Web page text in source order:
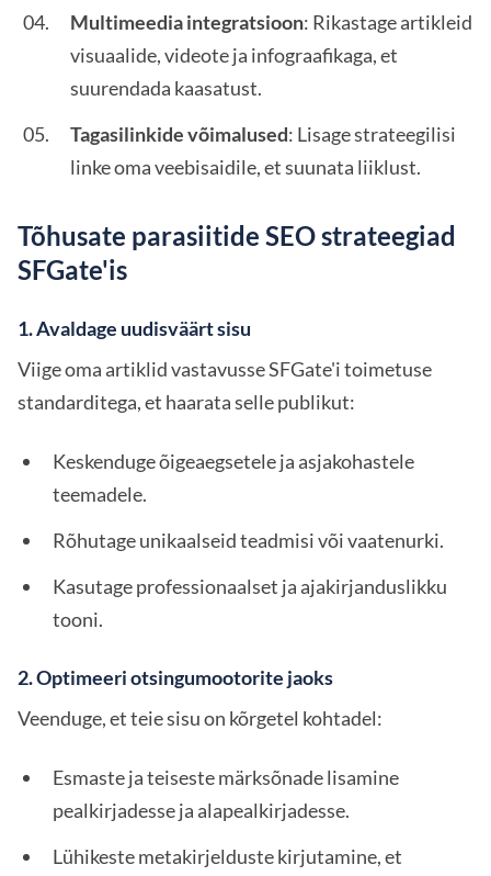
Multimeedia integratsioon: Rikastage artikleid
visuaalide, videote ja infograafikaga, et
suurendada kaasatust.
Tagasilinkide võimalused: Lisage strateegilisi
linke oma veebisaidile, et suunata liiklust.
Tõhusate parasiitide SEO strateegiad
SFGate'is
1. Avaldage uudisväärt sisu
Viige oma artiklid vastavusse SFGate'i toimetuse
standarditega, et haarata selle publikut:
Keskenduge õigeaegsetele ja asjakohastele
teemadele.
Rõhutage unikaalseid teadmisi või vaatenurki.
Kasutage professionaalset ja ajakirjanduslikku
tooni.
2. Optimeeri otsingumootorite jaoks
Veenduge, et teie sisu on kõrgetel kohtadel:
Esmaste ja teiseste märksõnade lisamine
pealkirjadesse ja alapealkirjadesse.
Lühikeste metakirjelduste kirjutamine, et